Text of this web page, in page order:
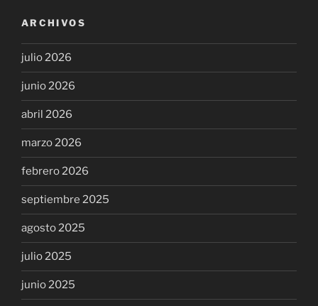
ARCHIVOS
julio 2026
junio 2026
abril 2026
marzo 2026
febrero 2026
septiembre 2025
agosto 2025
julio 2025
junio 2025